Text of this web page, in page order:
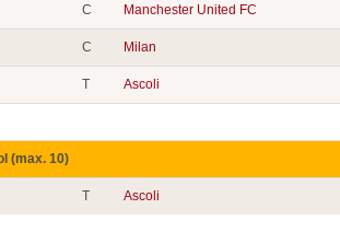
C Manchester United FC
C Milan
T Ascoli
(max. 10)
T Ascoli